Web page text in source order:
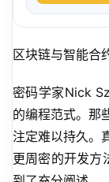
区块链与智能合
密码学家Nick
的编程范式。那
注定难以持久。
更周密的开发方